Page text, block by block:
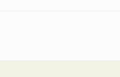
Consumo eléctrico | Agosto